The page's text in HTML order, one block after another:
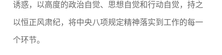
诱惑，以高度的政治自觉、思想自觉和行动自觉，持之
以恒正风肃纪，将中央八项规定精神落实到工作的每一
个环节。